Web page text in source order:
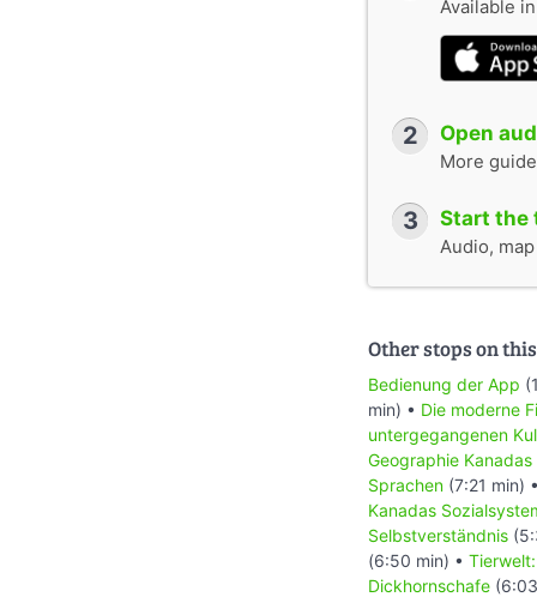
Available
2 Open
More
3 Start the
Audio,
Other stops on
Bedienung der App
min) • Die moderne
untergegangenen
Geographie Kanadas
Sprachen (7:21 min)
Kanadas
Selbstverständnis
(6:50 min) •
Dickhornschafe